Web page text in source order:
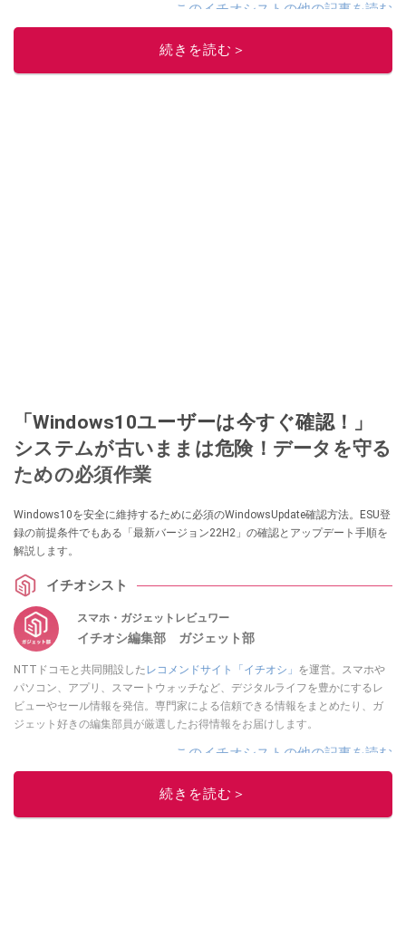
このイチオシストの他の記事を読む
続きを読む＞
「Windows10ユーザーは今すぐ確認！」
システムが古いままは危険！データを守る
ための必須作業
Windows10を安全に維持するために必須のWindowsUpdate確認方法。ESU登
録の前提条件でもある「最新バージョン22H2」の確認とアップデート手順を
解説します。
イチオシスト
スマホ・ガジェットレビュワー
イチオシ編集部 ガジェット部
NTTドコモと共同開設した レコメンドサイト「イチオシ」 を運営。スマホや
パソコン、アプリ、スマートウォッチなど、デジタルライフを豊かにするレ
ビューやセール情報を発信。専門家による信頼できる情報をまとめたり、ガ
ジェット好きの編集部員が厳選したお得情報をお届けします。
このイチオシストの他の記事を読む
続きを読む＞